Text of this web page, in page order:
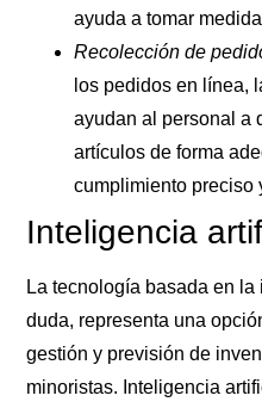
ayuda a tomar
Recolección de
los pedidos en línea,
ayudan al personal a
artículos de forma
cumplimiento preciso
Inteligencia
La tecnología basada en
duda, representa una
gestión y previsión de
minoristas. Inteligencia